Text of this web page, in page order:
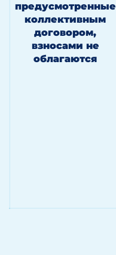
предусмотренные
коллективным
договором,
взносами не
облагаются